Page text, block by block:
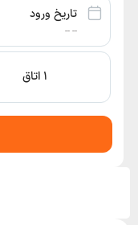
تاریخ ورود
-- --
۱ اتاق